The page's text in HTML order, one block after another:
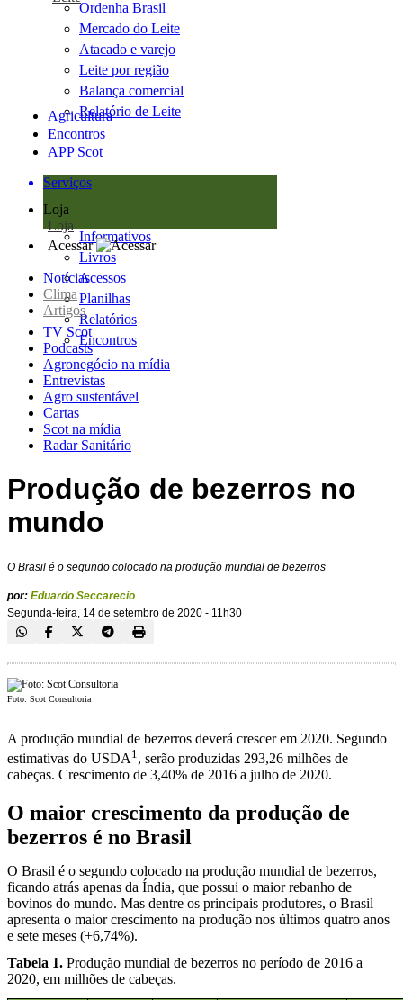
Ordenha Brasil
Mercado do Leite
Atacado e varejo
Leite por região
Balança comercial
Relatório de Leite
Agricultura
Encontros
APP Scot
Serviços
Loja
Loja
Informativos
Livros
Acessos
Planilhas
Relatórios
Encontros
Acessar
Notícias
Clima
Artigos
TV Scot
Podcasts
Agronegócio na mídia
Entrevistas
Agro sustentável
Cartas
Scot na mídia
Radar Sanitário
Produção de bezerros no
mundo
O Brasil é o segundo colocado na produção mundial de bezerros
por: Eduardo Seccarecio
Segunda-feira, 14 de setembro de 2020 - 11h30
Foto: Scot Consultoria
A produção mundial de bezerros deverá crescer em 2020. Segundo
estimativas do USDA 1 , serão produzidas 293,26 milhões de
cabeças. Crescimento de 3,40% de 2016 a julho de 2020.
O maior crescimento da produção de
bezerros é no Brasil
O Brasil é o segundo colocado na produção mundial de bezerros,
ficando atrás apenas da Índia, que possui o maior rebanho de
bovinos do mundo. Mas dentre os principais produtores, o Brasil
apresenta o maior crescimento na produção nos últimos quatro anos
e sete meses (+6,74%).
Tabela 1. Produção mundial de bezerros no período de 2016 a
2020, em milhões de cabeças.